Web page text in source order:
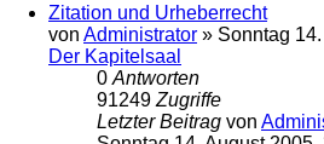
Zitation und Urheberrecht
von Administrator » Sonntag
Der Kapitelsaal
0 Antworten
91249 Zugriffe
Letzter Beitrag von